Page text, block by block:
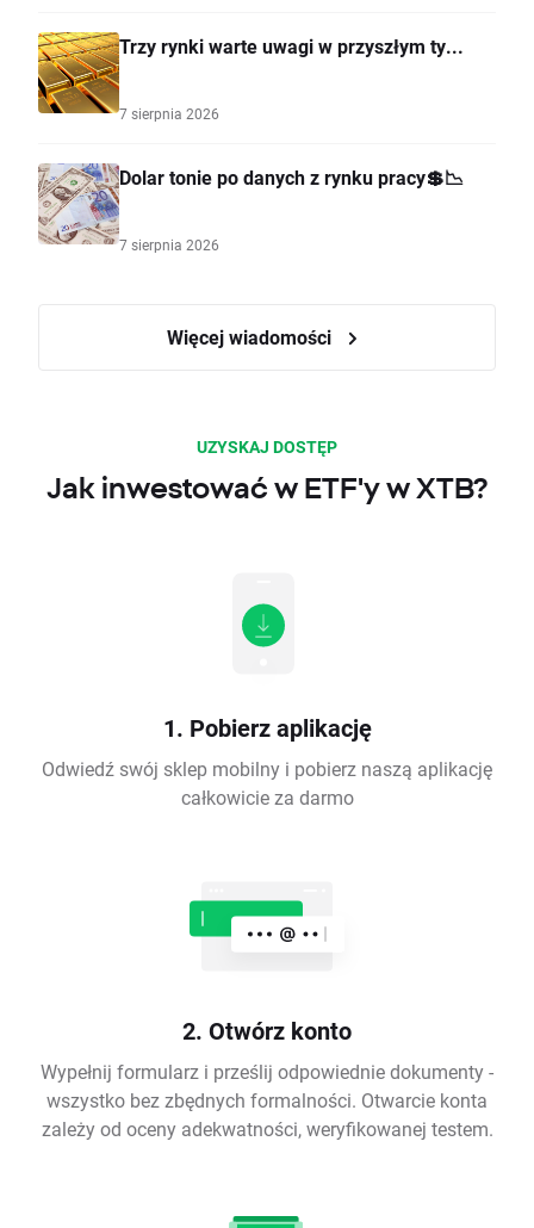
Trzy rynki warte uwagi w przyszłym ty...
7 sierpnia 2026
Dolar tonie po danych z rynku pracy💲📉
7 sierpnia 2026
Więcej wiadomości
UZYSKAJ DOSTĘP
Jak inwestować w ETF'y w XTB?
1. Pobierz aplikację
Odwiedź swój sklep mobilny i pobierz naszą aplikację
całkowicie za darmo
2. Otwórz konto
Wypełnij formularz i prześlij odpowiednie dokumenty -
wszystko bez zbędnych formalności. Otwarcie konta
zależy od oceny adekwatności, weryfikowanej testem.